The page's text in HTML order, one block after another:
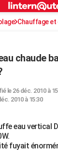
S'inscrire
Connexion
Chauffage
chaude
le 26 déc. 2010 à
2010 à 15:30
eau vertical
fuyait